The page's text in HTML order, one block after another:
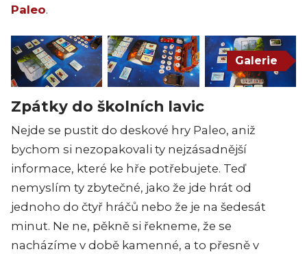
Paleo.
Galerie
Zpátky do školních lavic
Nejde se pustit do deskové hry Paleo, aniž
bychom si nezopakovali ty nejzásadnější
informace, které ke hře potřebujete. Teď
nemyslím ty zbytečné, jako že jde hrát od
jednoho do čtyř hráčů nebo že je na šedesát
minut. Ne ne, pěkně si řekneme, že se
nacházíme v době kamenné, a to přesně v